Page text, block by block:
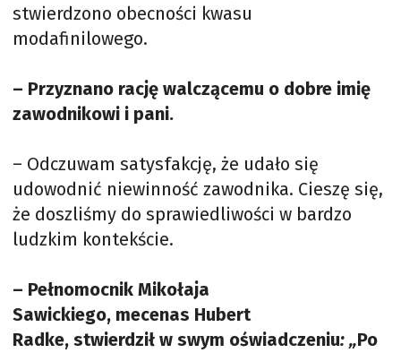
stwierdzono obecności kwasu
modafinilowego.
– Przyznano rację walczącemu o dobre imię
zawodnikowi i pani.
– Odczuwam satysfakcję, że udało się
udowodnić niewinność zawodnika. Cieszę się,
że doszliśmy do sprawiedliwości w bardzo
ludzkim kontekście.
– Pełnomocnik Mikołaja
Sawickiego, mecenas Hubert
Radke, stwierdził w swym oświadczeniu: „Po